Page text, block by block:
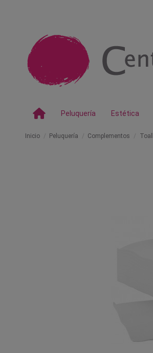
Peluquería Estética
Inicio Peluquería Complementos